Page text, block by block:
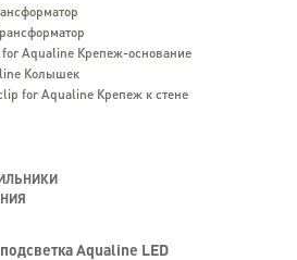
Aqualine Крепеж-основание
Колышек
for Aqualine Крепеж к стене
Aqualine LED